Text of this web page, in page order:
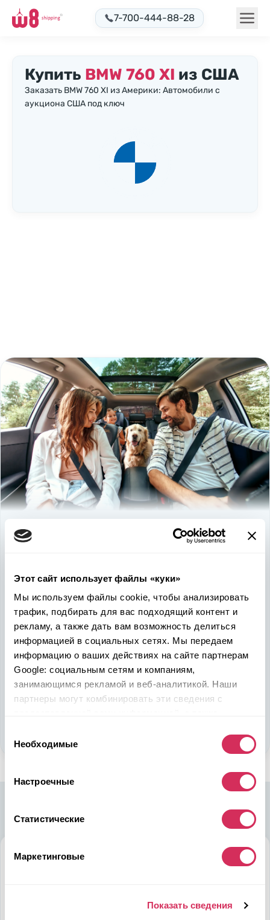
Этот сайт использует файлы «куки»
Мы используем файлы cookie, чтобы анализировать
трафик, подбирать для вас подходящий контент и
рекламу, а также дать вам возможность делиться
информацией в социальных сетях. Мы передаем
информацию о ваших действиях на сайте партнерам
Google: социальным сетям и компаниям,
занимающимся рекламой и веб-аналитикой. Наши
партнеры могут комбинировать эти сведения с
вами их сервисов.
согласия
Необходимые
Настроечные
Статистические
Маркетинговые
Показать сведения
7-700-444-88-28
Купить BMW 760 XI из США
Заказать BMW 760 XI из Америки: Автомобили с
аукциона США под ключ
Используйте
возможность
Надежность, эффективность и слаженность процессов
откроет перед вами дополнительные перспективы. Кроме
ожидаемого результата, вы получите реальные выгоды.
Внедрение Американского стандарта на авторынке
Казахстана станет эрой больших возможностей
казахстанцев, чтобы реализовать свой потенциал в
полную силу.
Подобрать авто
Алматы